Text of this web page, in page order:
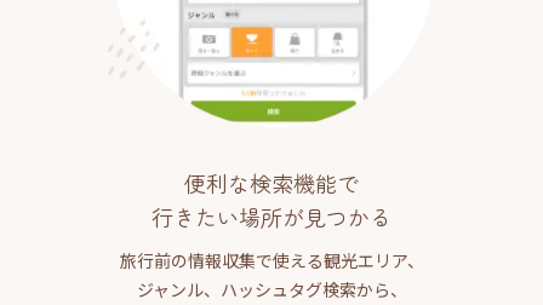
便利な検索機能で
行きたい場所が見つかる
旅行前の情報収集で使える観光エリア、
ジャンル、ハッシュタグ検索から、